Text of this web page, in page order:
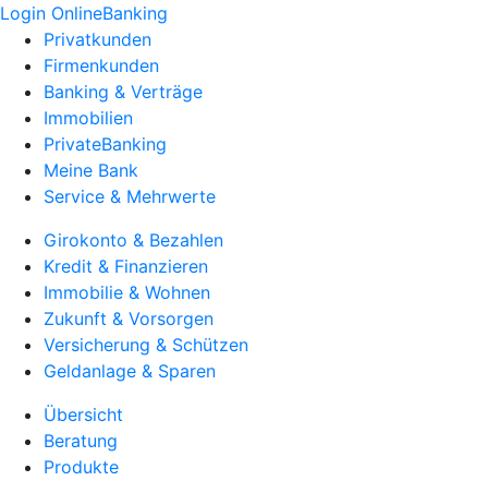
Login OnlineBanking
Privatkunden
Firmenkunden
Banking & Verträge
Immobilien
PrivateBanking
Meine Bank
Service & Mehrwerte
Girokonto & Bezahlen
Kredit & Finanzieren
Immobilie & Wohnen
Zukunft & Vorsorgen
Versicherung & Schützen
Geldanlage & Sparen
Übersicht
Beratung
Produkte